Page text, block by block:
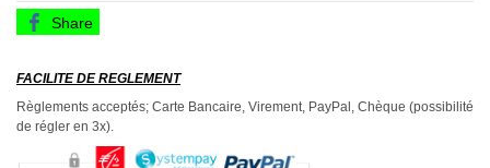
Share
FACILITE DE REGLEMENT
Règlements acceptés; Carte Bancaire, Virement, PayPal, Chèque (possibilité
de régler en 3x).